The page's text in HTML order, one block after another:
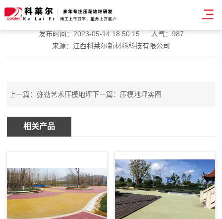
池州压模耐磨地坪
发布时间：2023-05-14 18:50:15
人气：987
来源：江西科莱尔新材料科技有限公司
上一篇： 弥勒艺术压模地坪下一篇： 压模地坪实图
相关产品